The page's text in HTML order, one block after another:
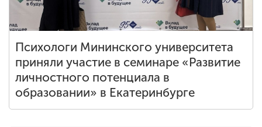
Психологи Мининского университета
приняли участие в семинаре «Развитие
личностного потенциала в
образовании» в Екатеринбурге